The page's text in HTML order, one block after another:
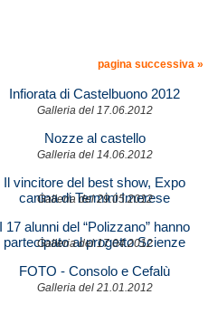
pagina successiva »
Infiorata di Castelbuono 2012
Galleria del 17.06.2012
Nozze al castello
Galleria del 14.06.2012
Il vincitore del best show, Expo
canina di Termini Imerese
Galleria del 29.05.2012
I 17 alunni del “Polizzano” hanno
partecipato al progetto Scienze
scienza sperimentale 2012
organizzati dall’Associazione
Galleria del 17.04.2012
FOTO - Consolo e Cefalù
Galleria del 21.01.2012